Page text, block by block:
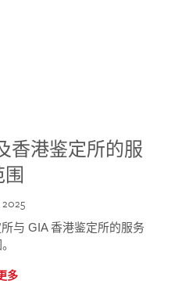
香港鉴定所的服
与 GIA 香港鉴定所的服务
多